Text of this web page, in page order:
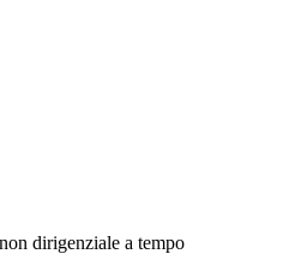
dirigenziale a tempo